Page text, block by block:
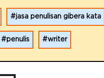
jasa penulisan gibera kata
penulis writer